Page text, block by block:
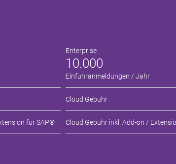
für SAP®
Enterprise
10.000
Einfuhranmeldungen / Jahr
Cloud Gebühr
Cloud Gebühr inkl. Add-on /